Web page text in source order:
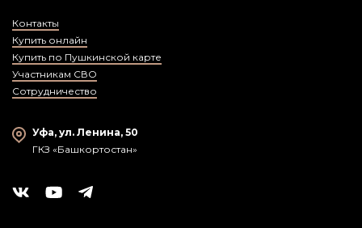
Контакты
Купить онлайн
Купить по Пушкинской карте
Участникам СВО
Сотрудничество
Уфа, ул. Ленина, 50
ГКЗ «Башкортостан»